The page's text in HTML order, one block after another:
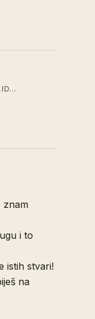
znam
i to
istih stvari!
na